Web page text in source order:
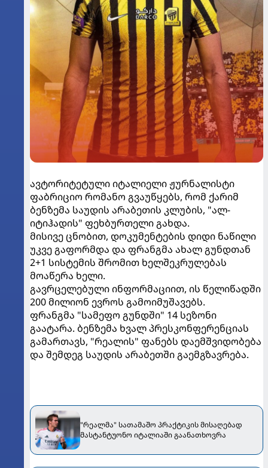
ავტორიტეტული იტალიელი ჟურნალისტი
ფაბრიციო რომანო გვაუწყებს, რომ ქარიმ
ბენზემა საუდის არაბეთის კლუბის, "ალ-
იტიჰადის" ფეხბურთელი გახდა.
მისივე ცნობით, დოკუმენტების დიდი ნაწილი
უკვე გაფორმდა და ფრანგმა ახალ გუნდთან
2+1 სისტემის შრომით ხელშეკრულებას
მოაწერა ხელი.
გავრცელებული ინფორმაციით, ის წელიწადში
200 მილიონ ევროს გამოიმუშავებს.
ფრანგმა "სამეფო გუნდში" 14 სეზონი
გაატარა. ბენზემა ხვალ პრესკონფერენციას
გამართავს, "რეალის" ფანებს დაემშვიდობება
და შემდეგ საუდის არაბეთში გაემგზავრება.
"რეალმა" სათამაშო პრაქტიკის მისაღებად
მასტანტუონო იტალიაში გაანათხოვრა